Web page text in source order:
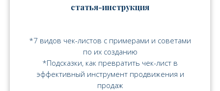
статья-инструкция
*7 видов чек-листов с примерами и советами
по их созданию
*Подсказки, как превратить чек-лист в
эффективный инструмент продвижения и
продаж